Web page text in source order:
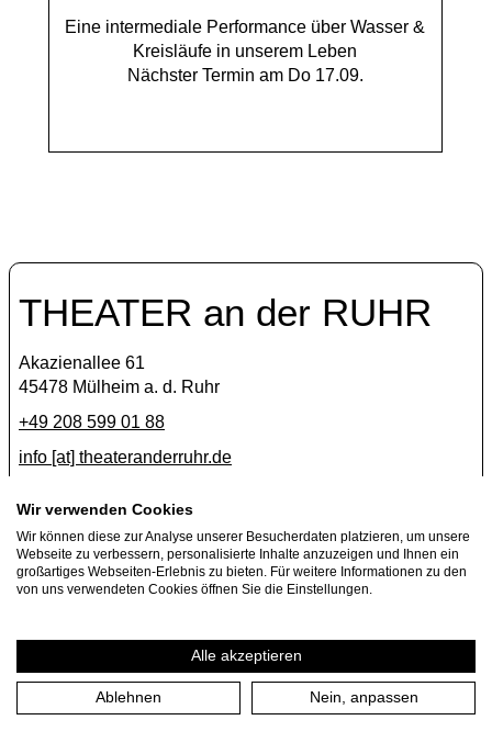
Eine intermediale Performance über Wasser &
Kreisläufe in unserem Leben
Nächster Termin am Do 17.09.
THEATER an der RUHR
Akazienallee 61
45478 Mülheim a. d. Ruhr
+49 208 599 01 88
info [​at​] theateranderruhr.de
Facebook
Instagram
Newsletter
Datenschutzerklärung Cookie-Einstellungen
Wir verwenden Cookies
Wir können diese zur Analyse unserer Besucherdaten platzieren, um unsere
Webseite zu verbessern, personalisierte Inhalte anzuzeigen und Ihnen ein
großartiges Webseiten-Erlebnis zu bieten. Für weitere Informationen zu den
von uns verwendeten Cookies öffnen Sie die Einstellungen.
Alle akzeptieren
Ablehnen Nein, anpassen